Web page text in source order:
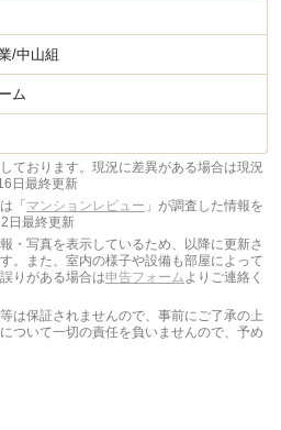
/中山組
ム
ております。現況に差異がある場合は現況
日最終更新
「マンションレビュー 」が調査した情報を
日最終更新
・写真を表示しているため、以降に更新さ
。また、室内の様子や設備も部屋によって
りがある場合は申告フォーム よりご連絡く
は保証されませんので、事前にご了承の上
ついて一切の責任を負いませんので、予め